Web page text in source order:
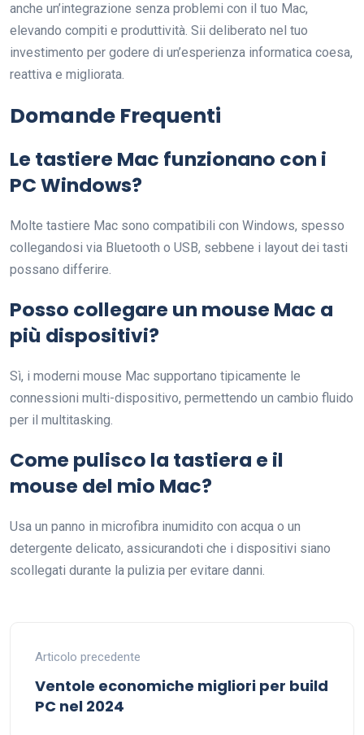
anche un’integrazione senza problemi con il tuo Mac,
elevando compiti e produttività. Sii deliberato nel tuo
investimento per godere di un’esperienza informatica coesa,
reattiva e migliorata.
Domande Frequenti
Le tastiere Mac funzionano con i
PC Windows?
Molte tastiere Mac sono compatibili con Windows, spesso
collegandosi via Bluetooth o USB, sebbene i layout dei tasti
possano differire.
Posso collegare un mouse Mac a
più dispositivi?
Sì, i moderni mouse Mac supportano tipicamente le
connessioni multi-dispositivo, permettendo un cambio fluido
per il multitasking.
Come pulisco la tastiera e il
mouse del mio Mac?
Usa un panno in microfibra inumidito con acqua o un
detergente delicato, assicurandoti che i dispositivi siano
scollegati durante la pulizia per evitare danni.
Articolo precedente
Ventole economiche migliori per build
PC nel 2024